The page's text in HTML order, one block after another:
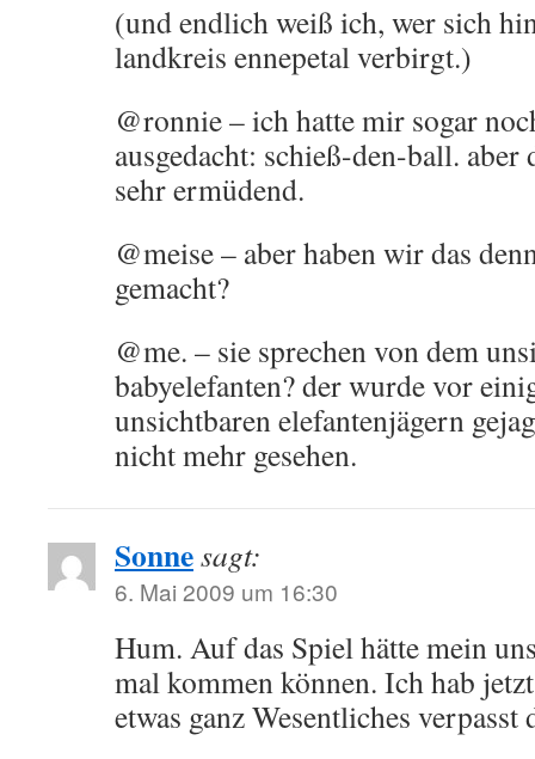
(und endlich weiß ich, wer sich
landkreis ennepetal verbirgt.)
@ronnie – ich hatte mir sogar
ausgedacht: schieß-den-ball. aber
sehr ermüdend.
@meise – aber haben wir das
gemacht?
@me. – sie sprechen von dem
babyelefanten? der wurde vor
unsichtbaren elefantenjägern
nicht mehr gesehen.
Sonnesagt:
6. Mai 2009 um 16:30
Hum. Auf das Spiel hätte mein
mal kommen können. Ich hab
etwas ganz Wesentliches